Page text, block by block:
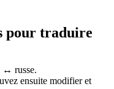
pour traduire
↔ russe.
ensuite modifier et